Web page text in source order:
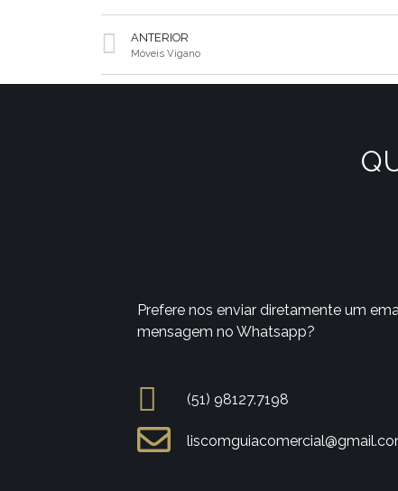
ANTERIOR
Móveis Vigano
Prefere nos enviar diretamente um
mensagem no Whatsapp?
(51) 98127.7198